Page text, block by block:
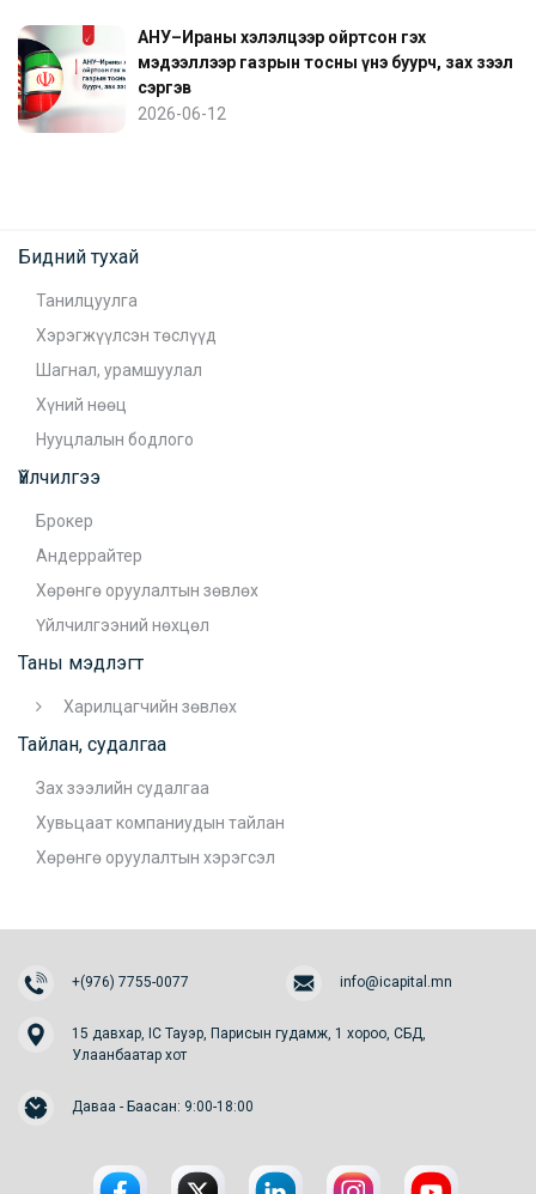
АНУ–Ираны хэлэлцээр ойртсон гэх
мэдээллээр газрын тосны үнэ буурч, зах зээл
сэргэв
2026-06-12
Бидний тухай
Танилцуулга
Хэрэгжүүлсэн төслүүд
Шагнал, урамшуулал
Хүний нөөц
Нууцлалын бодлого
Үйлчилгээ
Брокер
Андеррайтер
Хөрөнгө оруулалтын зөвлөх
Үйлчилгээний нөхцөл
Таны мэдлэгт
Харилцагчийн зөвлөх
Тайлан, судалгаа
Зах зээлийн судалгаа
Хувьцаат компаниудын тайлан
Хөрөнгө оруулалтын хэрэгсэл
+(976) 7755-0077 info@icapital.mn
15 давхар, IC Тауэр, Парисын гудамж, 1 хороо, СБД,
Улаанбаатар хот
Даваа - Баасан: 9:00-18:00